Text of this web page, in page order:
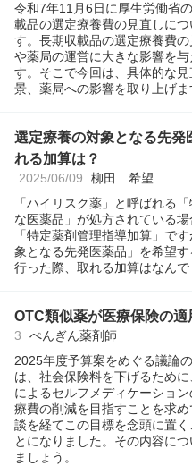
令和7年11月6日に厚生労働省
載品の選定療養費の見直しに
す。長期収載品の選定療養費
や薬局の運営に大きな影響を
す。そこで今回は、具体的な
景、薬局への影響を取り上げま
選定療養の対象となる先発
れる加算は？
2025/06/09 柳田 希望
「ハイリスク薬」と呼ばれる
な医薬品」が処方されている
「特定薬剤管理指導加算」で
象となる先発医薬品」を希望
行った際、取れる加算はなんで
OTC類似薬が医療保険の適
3
ぺんぎん薬剤師
2025年度予算案をめぐる議論
は、社会保険料を下げるため
によるセルフメディケーショ
療費の削減を目指すことを求
談を経てこの目標を念頭に置
とになりました。その内容に
ましょう。